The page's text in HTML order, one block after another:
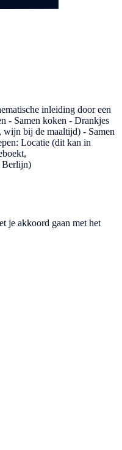
inleiding door een
- Samen koken - Drankjes
wijn bij de maaltijd) - Samen
Locatie (dit kan in
Berlijn)
je akkoord gaan met het